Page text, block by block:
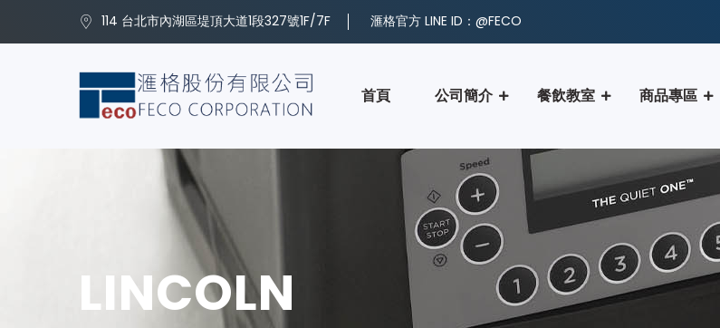
114 台北市內湖區堤頂大道1段327號1F/7F 滙格官方 LINE ID：@FECO
首頁 公司簡介 餐飲教室 商品專區
LINCOLN